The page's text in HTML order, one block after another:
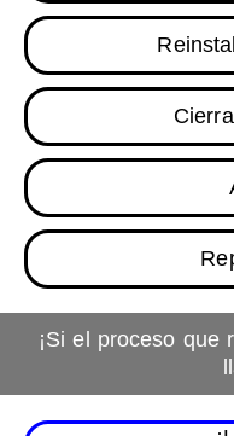
¡Si el proceso que